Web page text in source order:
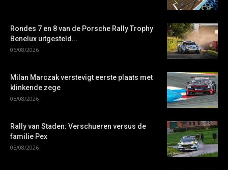
Rondes 7 en 8 van de Porsche Rally Trophy
Benelux uitgesteld...
06/08/2026
Milan Marczak verstevigt eerste plaats met
klinkende zege
05/08/2026
Rally van Staden: Verschueren versus de
familie Pex
05/08/2026